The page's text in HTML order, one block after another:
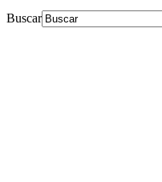
Buscar